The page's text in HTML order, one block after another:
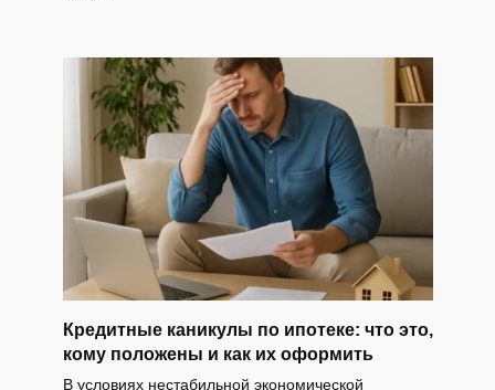
Кредитные каникулы по ипотеке: что это,
кому положены и как их оформить
В условиях нестабильной экономической